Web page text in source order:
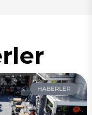
HABERLER